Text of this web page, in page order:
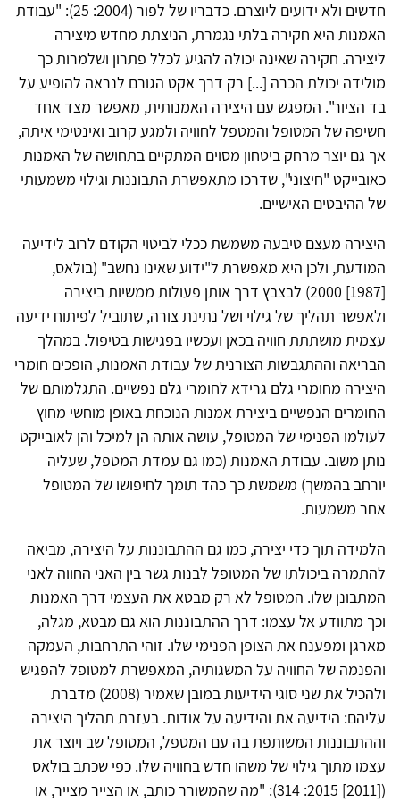
חדשים ולא ידועים ליוצרם. כדבריו של לפור (2004: 25): "עבודת
האמנות היא חקירה בלתי נגמרת, הניצתת מחדש מיצירה
ליצירה. חקירה שאינה יכולה להגיע לכלל פתרון ושלמרות כך
מולידה יכולת הכרה [...] רק דרך אקט הגורם לנראה להופיע על
בד הציור". המפגש עם היצירה האמנותית, מאפשר מצד אחד
חשיפה של המטופל והמטפל לחוויה ולמגע קרוב ואינטימי איתה,
אך גם יוצר מרחק ביטחון מסוים המתקיים בתחושה של האמנות
כאובייקט "חיצוני", שדרכו מתאפשרת התבוננות וגילוי משמעותי
של ההיבטים האישיים.
היצירה מעצם טיבעה משמשת ככלי לביטוי הקודם לרוב לידיעה
המודעת, ולכן היא מאפשרת ל"ידוע שאינו נחשב" (בולאס,
[1987] 2000) לבצבץ דרך אותן פעולות ממשיות ביצירה
ולאפשר תהליך של גילוי ושל נתינת צורה, שתוביל לפיתוח ידיעה
עצמית מושתתת חוויה בכאן ועכשיו בפגישות בטיפול. במהלך
הבריאה וההתגבשות הצורנית של עבודת האמנות, הופכים חומרי
היצירה מחומרי גלם גרידא לחומרי גלם נפשיים. התגלמותם של
החומרים הנפשיים ביצירת אמנות הנוכחת באופן מוחשי מחוץ
לעולמו הפנימי של המטופל, עושה אותה הן למיכל והן לאובייקט
נותן משוב. עבודת האמנות (כמו גם עמדת המטפל, שעליה
יורחב בהמשך) משמשת כך כהד תומך לחיפושו של המטופל
אחר משמעות.
הלמידה תוך כדי יצירה, כמו גם ההתבוננות על היצירה, מביאה
להתמרה ביכולתו של המטופל לבנות גשר בין האני החווה לאני
המתבונן שלו. המטופל לא רק מבטא את העצמי דרך האמנות
וכך מתוודע אל עצמו: דרך ההתבוננות הוא גם מבטא, מגלה,
מארגן ומפענח את הצופן הפנימי שלו. זוהי התרחבות, העמקה
והפנמה של החוויה על המשגותיה, המאפשרת למטופל להפגיש
ולהכיל את שני סוגי הידיעות במובן שאמיר (2008) מדברת
עליהם: הידיעה את והידיעה על אודות. בעזרת תהליך היצירה
וההתבוננות המשותפת בה עם המטפל, המטופל שב ויוצר את
עצמו מתוך גילוי של משהו חדש בחוויה שלו. כפי שכתב בולאס
([2011] 2015: 314): "מה שהמשורר כותב, או הצייר מצייר, או